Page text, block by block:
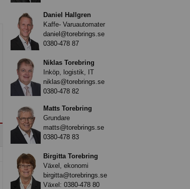
Daniel Hallgren
Kaffe- Varuautomater
daniel@torebrings.se
0380-478 87
Niklas Torebring
Inköp, logistik, IT
niklas@torebrings.se
0380-478 82
Matts Torebring
Grundare
matts@torebrings.se
0380-478 83
Birgitta Torebring
Växel, ekonomi
birgitta@torebrings.se
Växel: 0380-478 80